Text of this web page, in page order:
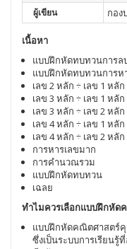
ผู้เขียน กอง
เนื้อหา
แบบฝึกหัดทบทวนการล
แบบฝึกหัดทบทวนการห
เลข 2 หลัก ÷ เลข 1 หลัก
เลข 3 หลัก ÷ เลข 1 หลัก
เลข 3 หลัก ÷ เลข 2 หลัก
เลข 4 หลัก ÷ เลข 1 หลัก
เลข 4 หลัก ÷ เลข 2 หลัก
การหารเลขมาก
การคำนวณรวม
แบบฝึกหัดทบทวน
เฉลย
ทำไมควรเลือกแบบฝึกหัด
แบบฝึกหัดคณิตศาสตร์คุ
ซึ่งเป็นระบบการเรียนรู้